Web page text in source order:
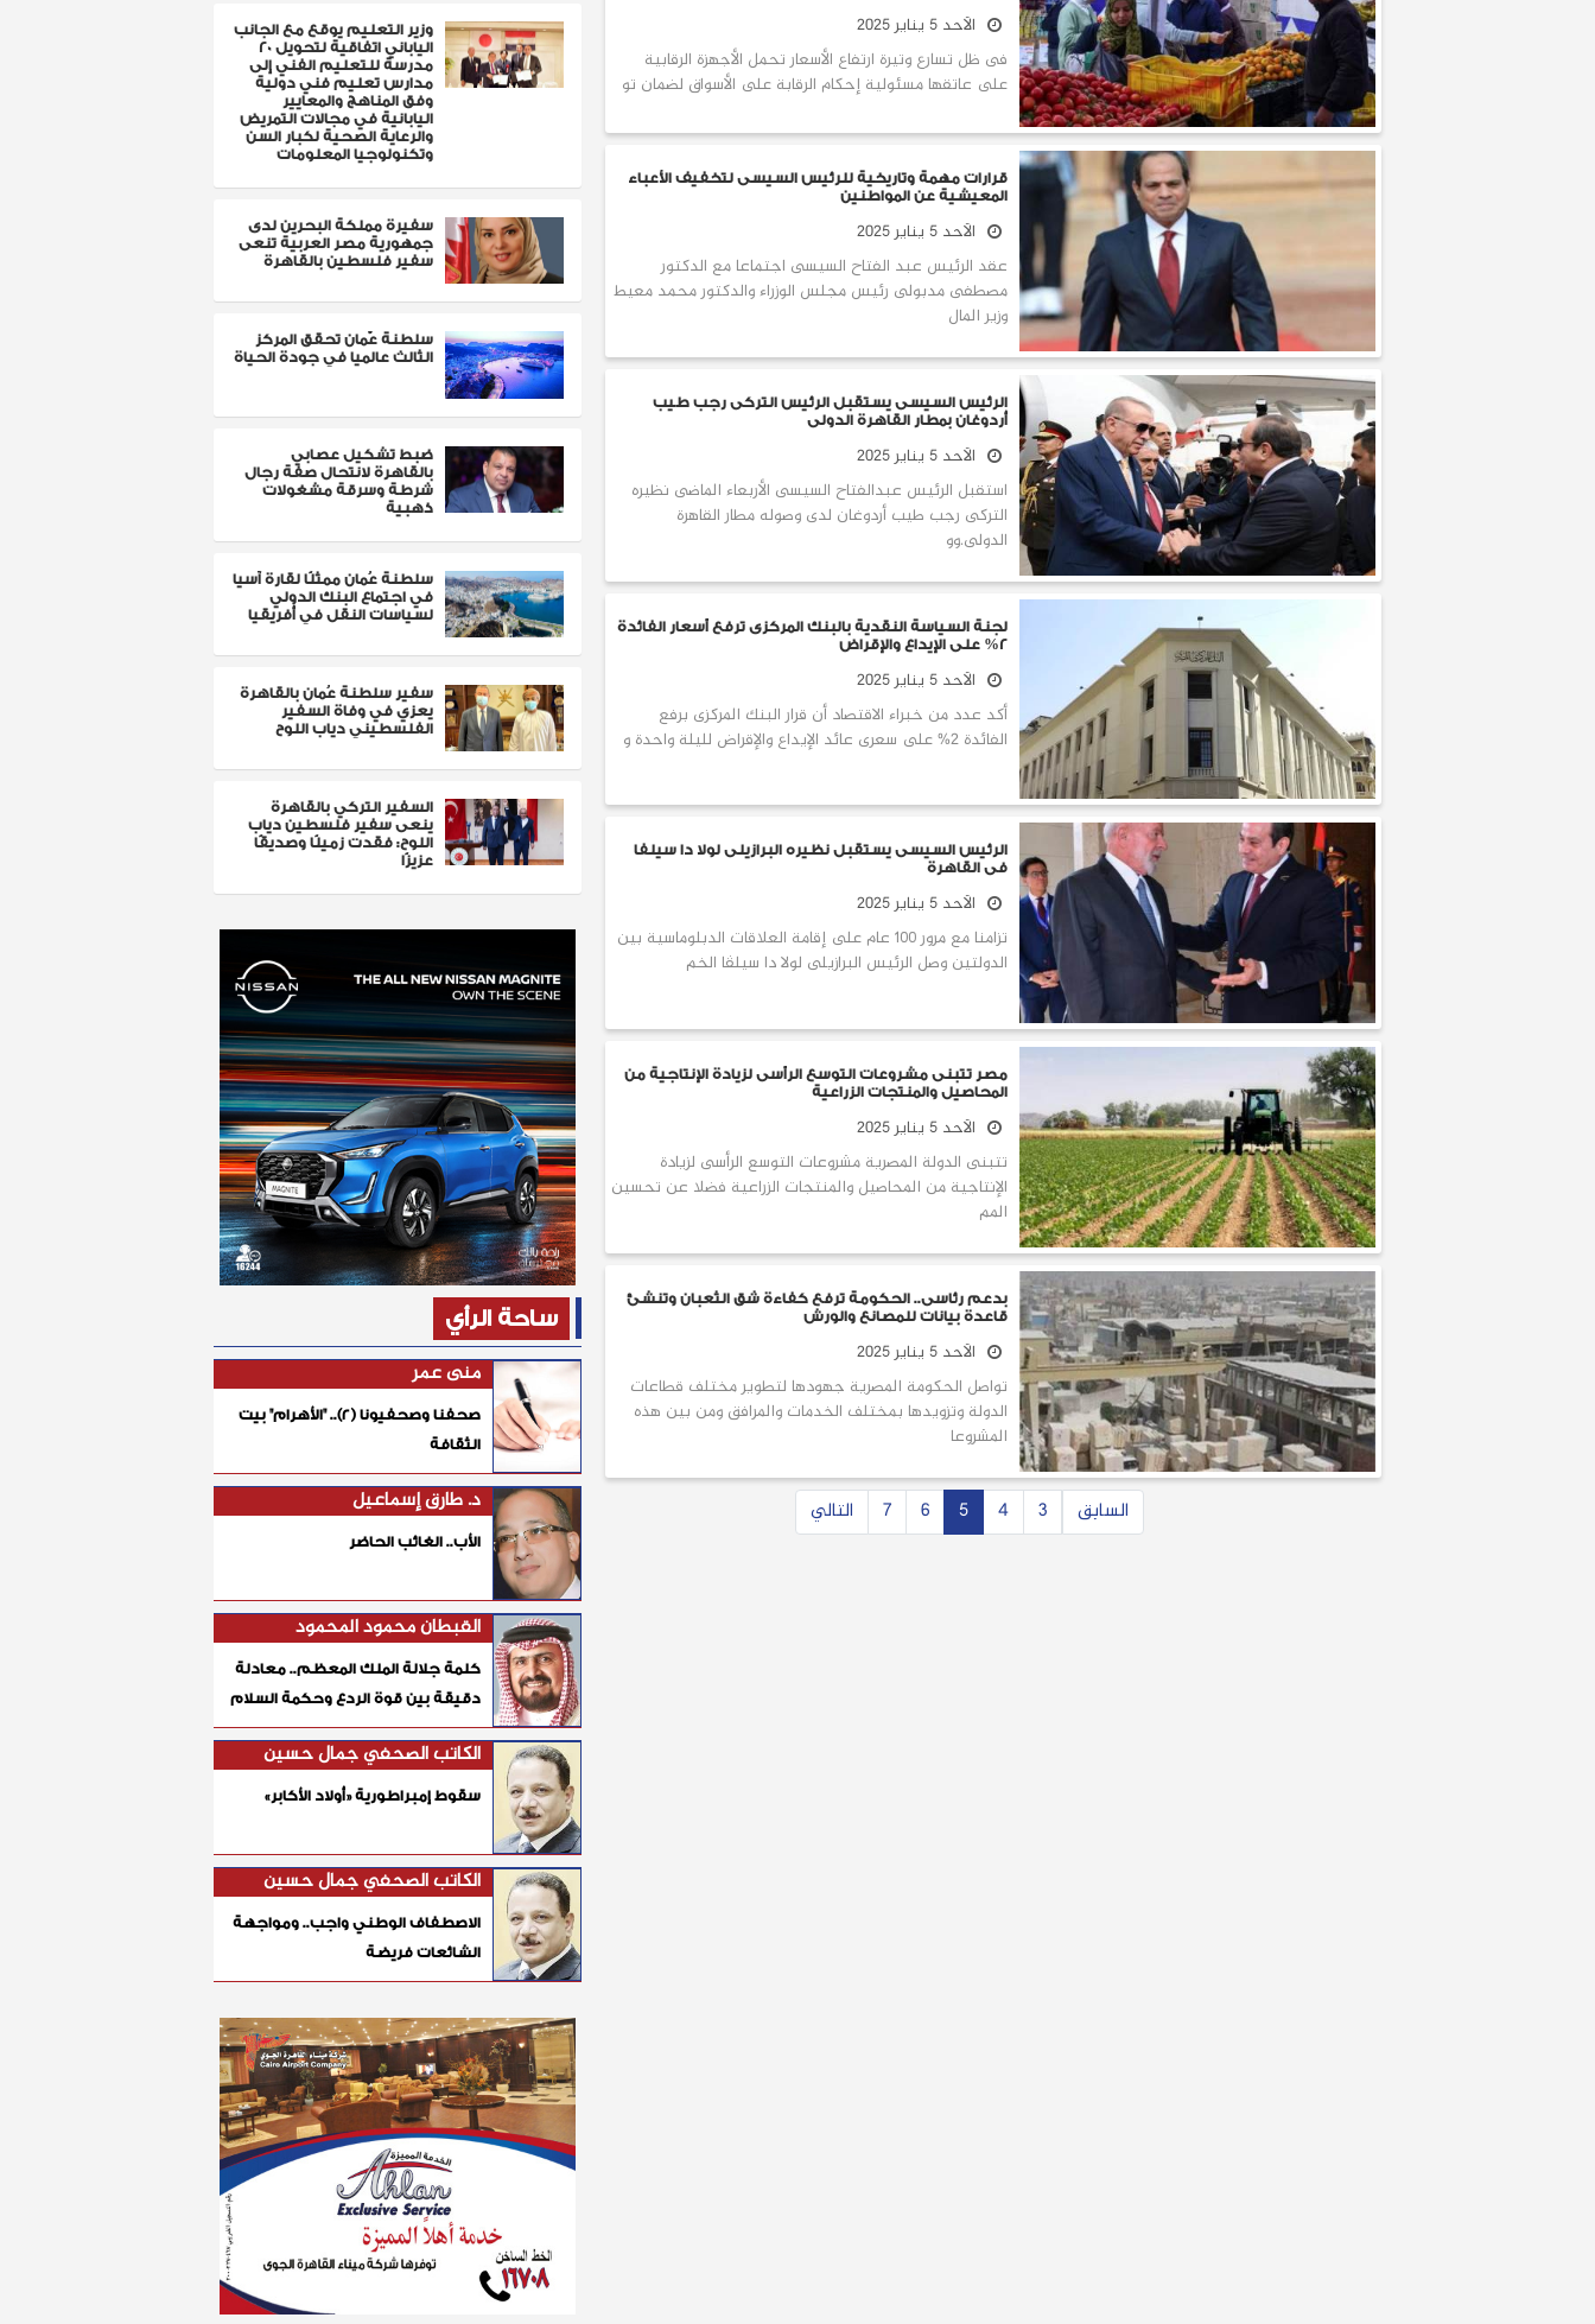
الأحد 5 يناير 2025
فى ظل تسارع وتيرة ارتفاع الأسعار تحمل الأجهزة الرقابية
على عاتقها مسئولية إحكام الرقابة على الأسواق لضمان تو
قرارات مهمة وتاريخية للرئيس السيسى لتخفيف الأعباء
المعيشية عن المواطنين
الأحد 5 يناير 2025
عقد الرئيس عبد الفتاح السيسى اجتماعا مع الدكتور
مصطفى مدبولى رئيس مجلس الوزراء والدكتور محمد معيط
وزير المال
الرئيس السيسى يستقبل الرئيس التركى رجب طيب
أردوغان بمطار القاهرة الدولى
الأحد 5 يناير 2025
استقبل الرئيس عبدالفتاح السيسى الأربعاء الماضى نظيره
التركى رجب طيب أردوغان لدى وصوله مطار القاهرة
الدولى.وو
‎لجنة السياسة النقدية بالبنك المركزى ترفع أسعار الفائدة
2% على الإيداع والإقراض
الأحد 5 يناير 2025
أكد عدد من خبراء الاقتصاد أن قرار البنك المركزى برفع
الفائدة 2% على سعرى عائد الإيداع والإقراض لليلة واحدة و
الرئيس السيسى يستقبل نظيره البرازيلى لولا دا سيلفا
فى القاهرة
الأحد 5 يناير 2025
تزامنا مع مرور ١٠٠ عام على إقامة العلاقات الدبلوماسية بين
الدولتين وصل الرئيس البرازيلى لولا دا سيلڤا الخم
مصر تتبنى مشروعات التوسع الرأسى لزيادة الإنتاجية من
المحاصيل والمنتجات الزراعية
الأحد 5 يناير 2025
تتبنى الدولة المصرية مشروعات التوسع الرأسى لزيادة
الإنتاجية من المحاصيل والمنتجات الزراعية فضلا عن تحسين
المم
‎بدعم رئاسى.. الحكومة ترفع كفاءة شق الثعبان وتنشئ
قاعدة بيانات للمصانع والورش
الأحد 5 يناير 2025
تواصل الحكومة المصرية جهودها لتطوير مختلف قطاعات
الدولة وتزويدها بمختلف الخدمات والمرافق ومن بين هذه
المشروعا
السابق 3
4
5
6
7 التالي
وزير التعليم يوقع مع الجانب
الياباني اتفاقية لتحويل 20
مدرسة للتعليم الفني إلى
مدارس تعليم فني دولية
وفق المناهج والمعايير
اليابانية في مجالات التمريض
والرعاية الصحية لكبار السن
وتكنولوجيا المعلومات
سفيرة مملكة البحرين لدى
جمهورية مصر العربية تنعى
سفير فلسطين بالقاهرة
سلطنة عٌمان تحقق المركز
الثالث عالميا في جودة الحياة
ضبط تشكيل عصابي
بالقاهرة لانتحال صفة رجال
شرطة وسرقة مشغولات
ذهبية
سلطنة عُمان ممثلًا لقارة آسيا
في اجتماع البنك الدولي
لسياسات النقل في أفريقيا
سفير سلطنة عُمان بالقاهرة
يعزي في وفاة السفير
الفلسطيني دياب اللوح
السفير التركي بالقاهرة
ينعى سفير فلسطين دياب
اللوح: فقدت زميلًا وصديقًا
عزيزًا
ساحة الرأي
منى عمر
صحفنا وصحفيونا (٢).. "الأهرام" بيت
الثقافة
د. طارق إسماعيل
الأب.. الغائب الحاضر
القبطان محمود المحمود
كلمة جلالة الملك المعظم.. معادلة
دقيقة بين قوة الردع وحكمة السلام
الكاتب الصحفي جمال حسين
سقوط إمبراطورية «أولاد الأكابر»
الكاتب الصحفي جمال حسين
الاصطفاف الوطني واجب.. ومواجهة
الشائعات فريضة